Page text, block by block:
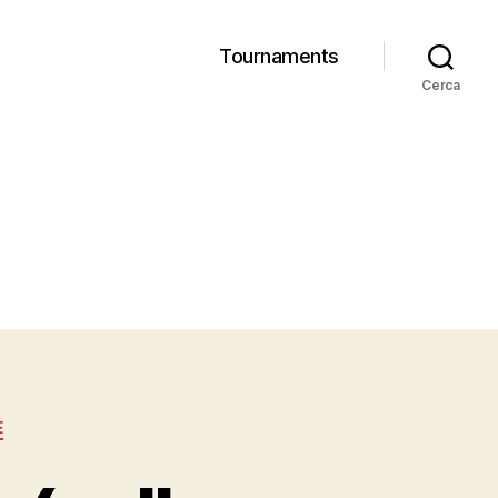
Tournaments
Cerca